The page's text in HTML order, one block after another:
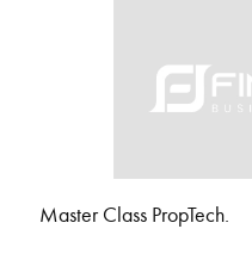
Master Class PropTech.